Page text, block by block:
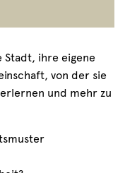
Stadt, ihre eigene
von der sie
und mehr zu